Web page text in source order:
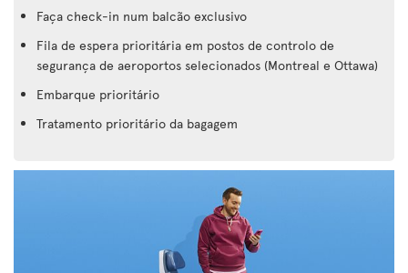
Faça check-in num balcão exclusivo
Fila de espera prioritária em postos de controlo de
segurança de aeroportos selecionados (Montreal e Ottawa)
Embarque prioritário
Tratamento prioritário da bagagem